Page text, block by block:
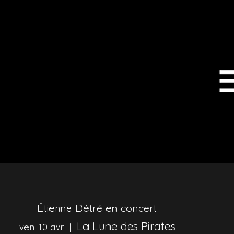
Étienne Détré en concert
ven. 10 avr.
  |
La Lune des Pirates